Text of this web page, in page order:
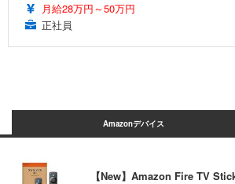
月給28万円～50万円
正社員
Amazonデバイス
【New】Amazon Fire TV